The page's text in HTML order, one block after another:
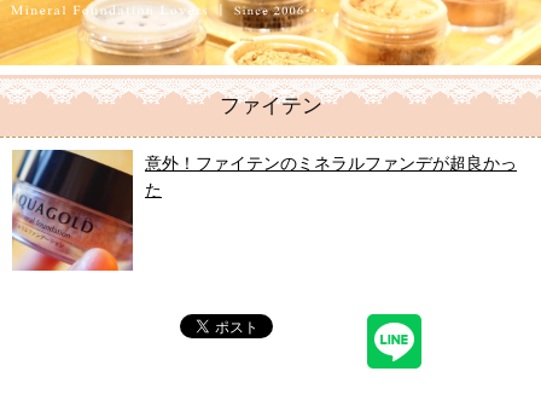
ファイテン
意外！ファイテンのミネラルファンデが超良かっ
た